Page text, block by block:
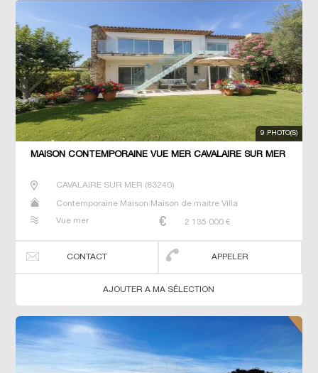
9 PHOTO(S)
MAISON CONTEMPORAINE VUE MER CAVALAIRE SUR MER
CAVALAIRE SUR MER (83240)
Contemporaine Maison Maison de maitre Villa
Vue mer 2 135 000 €
CONTACT APPELER
AJOUTER A MA SÉLECTION